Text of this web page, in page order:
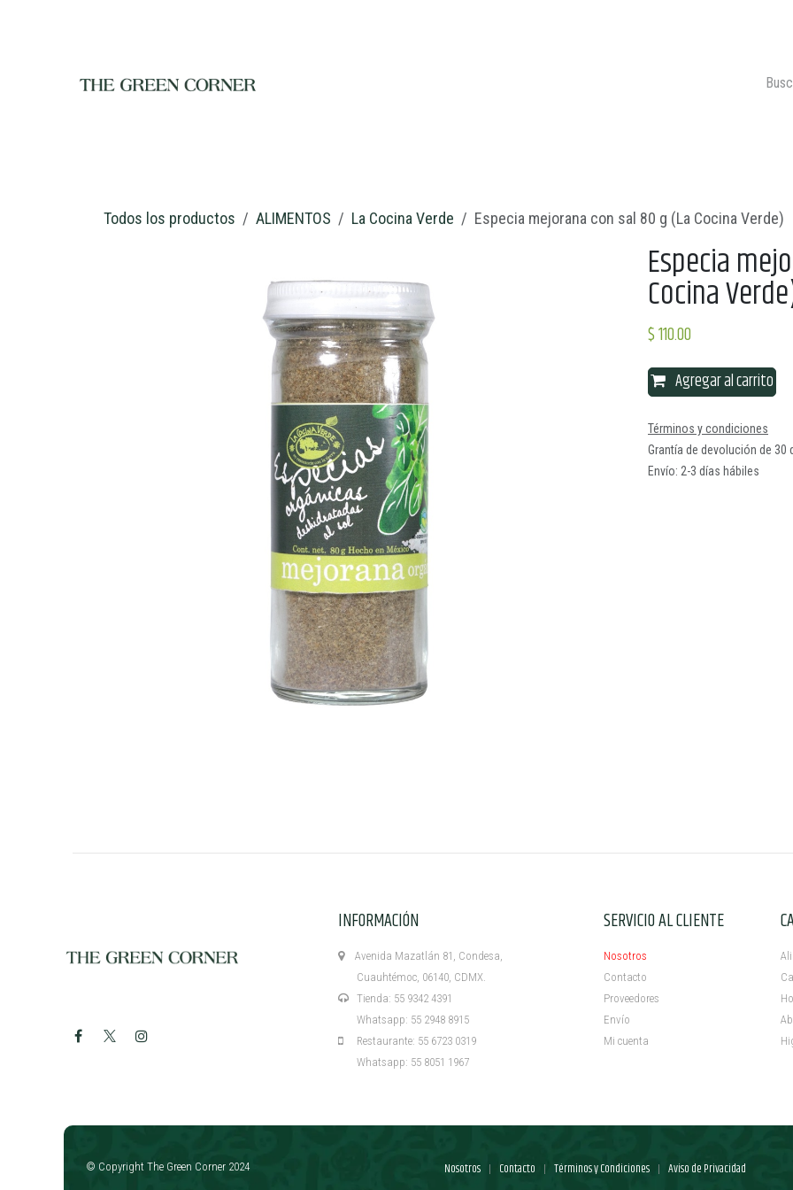
Todos los productos ALIMENTOS La Cocina Verde Especia mejorana con sal 80 g (La Cocina Verde)
Especia
Cocina
$110.00
Agregar al carrito
Términos y condiciones
Grantía de devolución de 30
Envío: 2-3 días hábiles
INFORMACIÓN
Avenida Mazatlán 81, Condesa,
Cuauhtémoc, 06140, CDMX.
Tienda: 55 9342 4391
Whatsapp: 55 2948 8915
Restaurante: 55 6723 0319
Whatsapp: 55 8051 1967
SERVICIO AL CLIENTE
Nosotros
Contacto
Proveedores
Envío
Mi cuenta ​
Nosotros | Contacto | Términos y Condiciones | Aviso de Privacidad
© Copyright The Green Corner 2024